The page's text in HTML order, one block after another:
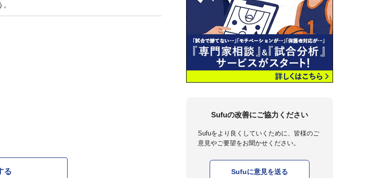
る
Sufuの改善にご協力ください
Sufuをより良くしていくために、皆様のご
意見やご要望をお聞かせください。
Sufuに意見を送る